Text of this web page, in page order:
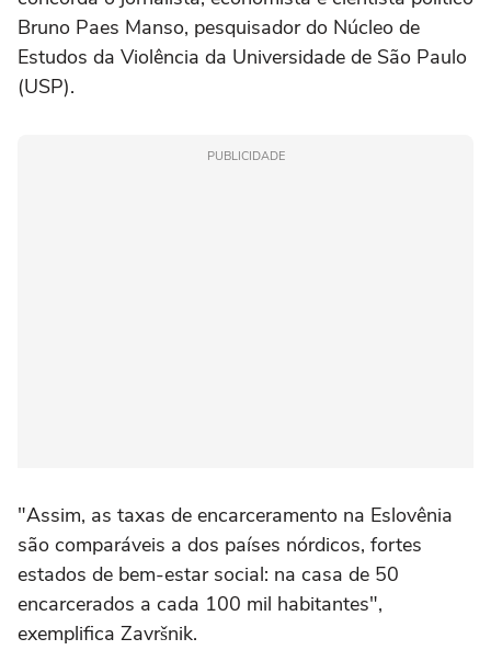
Bruno Paes Manso, pesquisador do Núcleo de
Estudos da Violência da Universidade de São Paulo
(USP).
PUBLICIDADE
"Assim, as taxas de encarceramento na Eslovênia
são comparáveis a dos países nórdicos, fortes
estados de bem-estar social: na casa de 50
encarcerados a cada 100 mil habitantes",
exemplifica Završnik.